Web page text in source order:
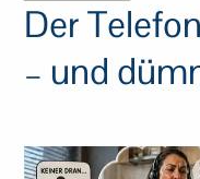
Der
– und